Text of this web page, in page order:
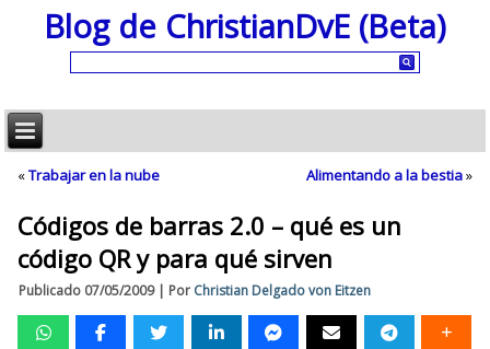
Blog de ChristianDvE (Beta)
«Trabajar en la nube Alimentando a la bestia»
Códigos de barras 2.0 – qué es un
código QR y para qué sirven
Publicado 07/05/2009| Por Christian Delgado von Eitzen